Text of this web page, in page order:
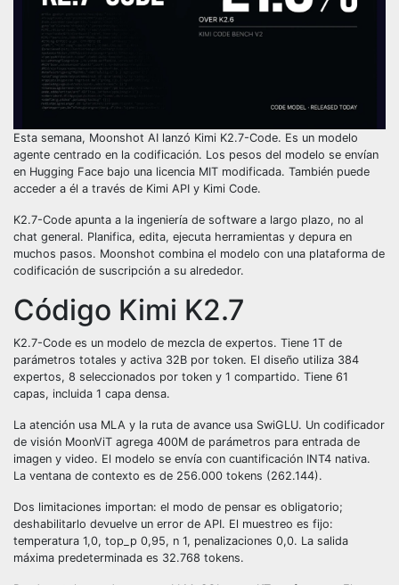
Esta semana, Moonshot AI lanzó Kimi K2.7-Code. Es un modelo
agente centrado en la codificación. Los pesos del modelo se envían
en Hugging Face bajo una licencia MIT modificada. También puede
acceder a él a través de Kimi API y Kimi Code.
K2.7-Code apunta a la ingeniería de software a largo plazo, no al
chat general. Planifica, edita, ejecuta herramientas y depura en
muchos pasos. Moonshot combina el modelo con una plataforma de
codificación de suscripción a su alrededor.
Código Kimi K2.7
K2.7-Code es un modelo de mezcla de expertos. Tiene 1T de
parámetros totales y activa 32B por token. El diseño utiliza 384
expertos, 8 seleccionados por token y 1 compartido. Tiene 61
capas, incluida 1 capa densa.
La atención usa MLA y la ruta de avance usa SwiGLU. Un codificador
de visión MoonViT agrega 400M de parámetros para entrada de
imagen y video. El modelo se envía con cuantificación INT4 nativa.
La ventana de contexto es de 256.000 tokens (262.144).
Dos limitaciones importan: el modo de pensar es obligatorio;
deshabilitarlo devuelve un error de API. El muestreo es fijo:
temperatura 1,0, top_p 0,95, n 1, penalizaciones 0,0. La salida
máxima predeterminada es 32.768 tokens.